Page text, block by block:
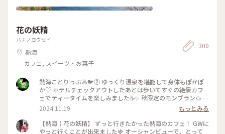
花の妖精
ハナノヨウセイ
熱海
カフェ, スイーツ・お菓子
300
熱海ことりっぷ♨️🐦️② ゆっくり温泉を堪能して身体もぽかぽ
か♡ ホテルチェックアウトしたあとは歩いてすぐの絶景カフ
ェでティータイムを楽しみました☕✨ 秋限定のモンブラン🌰 テ
ィラミスとぶどうのパフェ🍇 和紅茶✨ほうじ茶🍵カモミールテ
ィー❀ モンブランはまったりこっくり濃厚♡ 今だけの栗、ぶ
どう、柿で秋を感じました♡ お酒が使われた大人スイーツを
シェアしながらゆっくりお喋りする最高に贅沢な時間✨窓から
2024.11.19
もっとみる
【熱海￤花の妖精】 ずっと行きたかった熱海のカフェ！ GWに
やっと行くことが出来ました🍓 オーシャンビューで、とって